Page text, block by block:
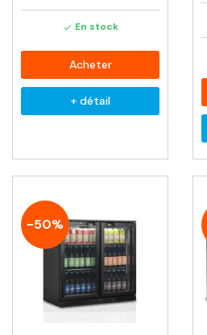
 En stock
Acheter
+ détail
-50%